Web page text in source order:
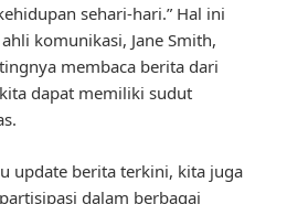
sehari-hari.” Hal ini
komunikasi, Jane Smith,
membaca berita dari
dapat memiliki sudut
update berita terkini, kita juga
dalam berbagai